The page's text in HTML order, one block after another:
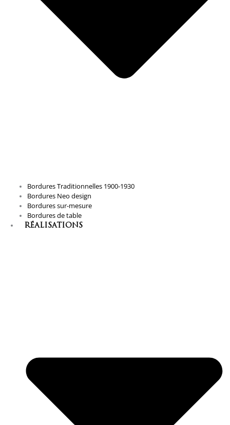
Bordures Traditionnelles 1900-1930
Bordures Neo design
Bordures sur-mesure
Bordures de table
RÉALISATIONS